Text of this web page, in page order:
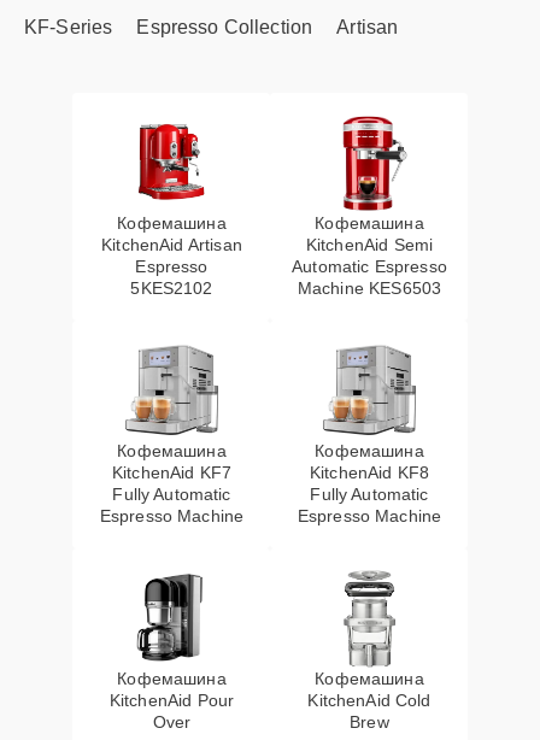
KF-Series
Espresso Collection Artisan
Кофемашина
KitchenAid Artisan
Espresso
5KES2102
Кофемашина
KitchenAid Semi
Automatic Espresso
Machine KES6503
Кофемашина
KitchenAid KF7
Fully Automatic
Espresso Machine
Кофемашина
KitchenAid KF8
Fully Automatic
Espresso Machine
Кофемашина
KitchenAid Pour
Over
Кофемашина
KitchenAid Cold
Brew